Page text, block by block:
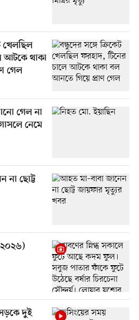
খেলছিল
আটকে থাকা
গেল
গেল না
নেমে
না ছোট্ট
দুই